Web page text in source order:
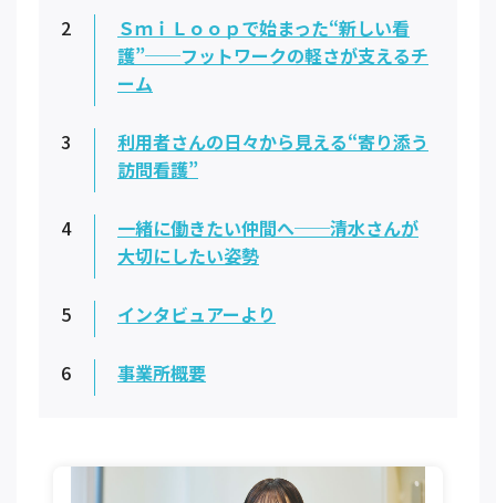
2
ＳｍｉＬｏｏｐで始まった“新しい看
護”──フットワークの軽さが支えるチ
ーム
3
利用者さんの日々から見える“寄り添う
訪問看護”
4
一緒に働きたい仲間へ──清水さんが
大切にしたい姿勢
5 インタビュアーより
6 事業所概要